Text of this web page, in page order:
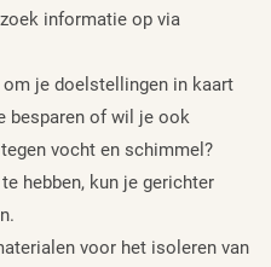
informatie op via
je doelstellingen in kaart
besparen of wil je ook
vocht en schimmel?
hebben, kun je gerichter
voor het isoleren van